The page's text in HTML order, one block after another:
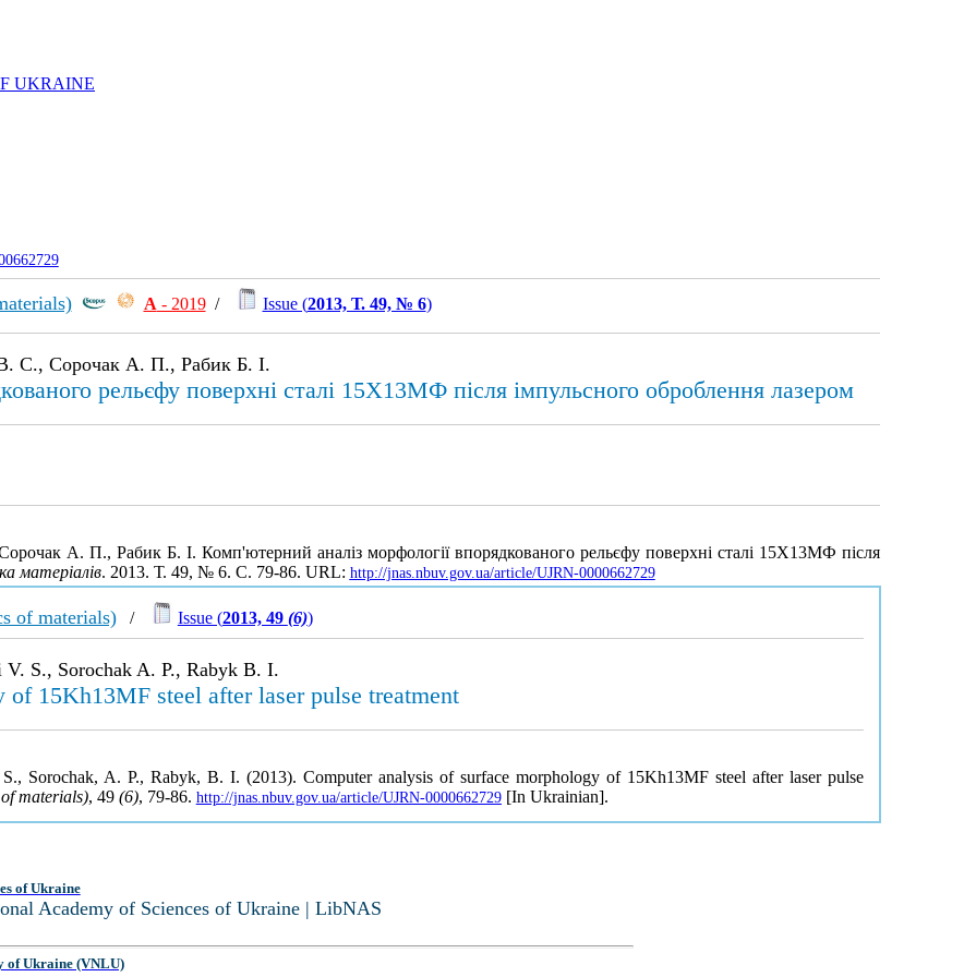
UKRAINE
А - 2019/ Issue (2013, Т. 49, № 6)
С., Сорочак А. П., Рабик Б. І.
рельєфу поверхні сталі 15Х13МФ після імпульсного оброблення лазером
А. П., Рабик Б. І. Комп'ютерний аналіз морфології впорядкованого рельєфу поверхні сталі 15Х13МФ після
матеріалів. 2013. Т. 49, № 6. С. 79-86. URL: http://jnas.nbuv.gov.ua/article/UJRN-0000662729
of materials)/ Issue (2013, 49 (6))
S., Sorochak A. P., Rabyk B. I.
15Kh13MF steel after laser pulse treatment
Sorochak, A. P., Rabyk, B. I. (2013). Computer analysis of surface morphology of 15Kh13MF steel after laser pulse
materials), 49 (6), 79-86. http://jnas.nbuv.gov.ua/article/UJRN-0000662729[In Ukrainian].
of Ukraine
Academy of Sciences of Ukraine | LibNAS
of Ukraine (VNLU)